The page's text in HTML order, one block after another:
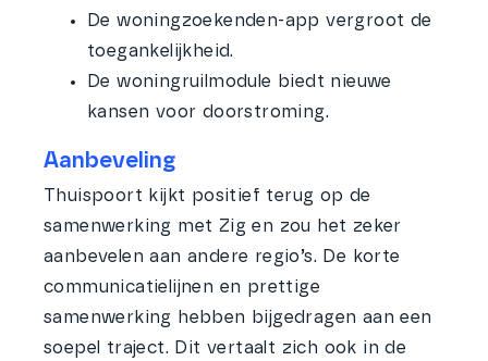
De woningzoekenden-app vergroot de
toegankelijkheid.
De woningruilmodule biedt nieuwe
kansen voor doorstroming.
Aanbeveling
Thuispoort kijkt positief terug op de
samenwerking met Zig en zou het zeker
aanbevelen aan andere regio’s. De korte
communicatielijnen en prettige
samenwerking hebben bijgedragen aan een
soepel traject. Dit vertaalt zich ook in de